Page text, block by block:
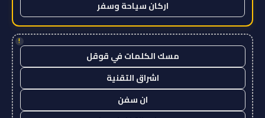
اركان سياحة وسفر
!
مسك الكلمات في قوقل
اشراق التقنية
ان سفن